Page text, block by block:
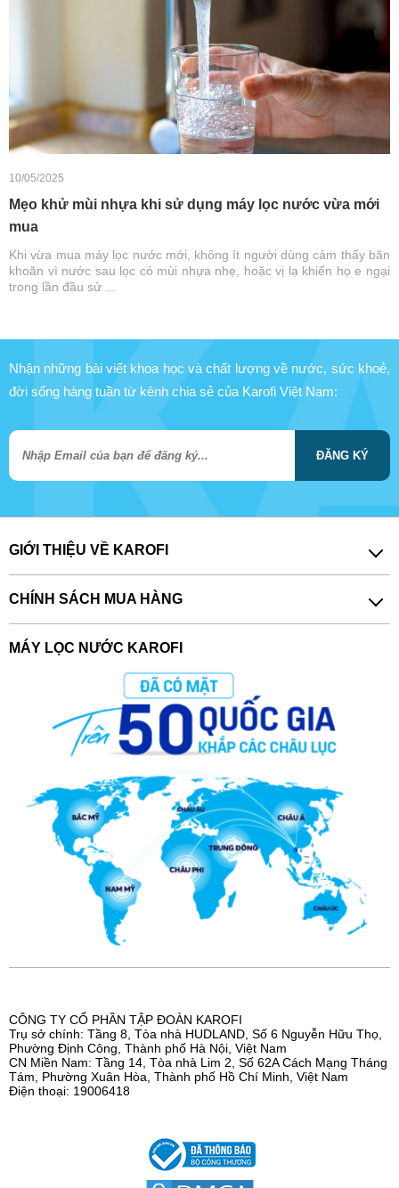
10/05/2025
Mẹo khử mùi nhựa khi sử dụng máy lọc nước vừa mới
mua
Khi vừa mua máy lọc nước mới, không ít người dùng cảm thấy băn
khoăn vì nước sau lọc có mùi nhựa nhẹ, hoặc vị lạ khiến họ e ngại
trong lần đầu sử ...
Nhận những bài viết khoa học và chất lượng về nước, sức khoẻ,
đời sống hàng tuần từ kênh chia sẻ của Karofi Việt Nam:
ĐĂNG KÝ
GIỚI THIỆU VỀ KAROFI
CHÍNH SÁCH MUA HÀNG
MÁY LỌC NƯỚC KAROFI
CÔNG TY CỔ PHẦN TẬP ĐOÀN KAROFI
Trụ sở chính: Tầng 8, Tòa nhà HUDLAND, Số 6 Nguyễn Hữu Thọ,
Phường Định Công, Thành phố Hà Nội, Việt Nam
CN Miền Nam: Tầng 14, Tòa nhà Lim 2, Số 62A Cách Mạng Tháng
Tám, Phường Xuân Hòa, Thành phố Hồ Chí Minh, Việt Nam
Điện thoại: 19006418